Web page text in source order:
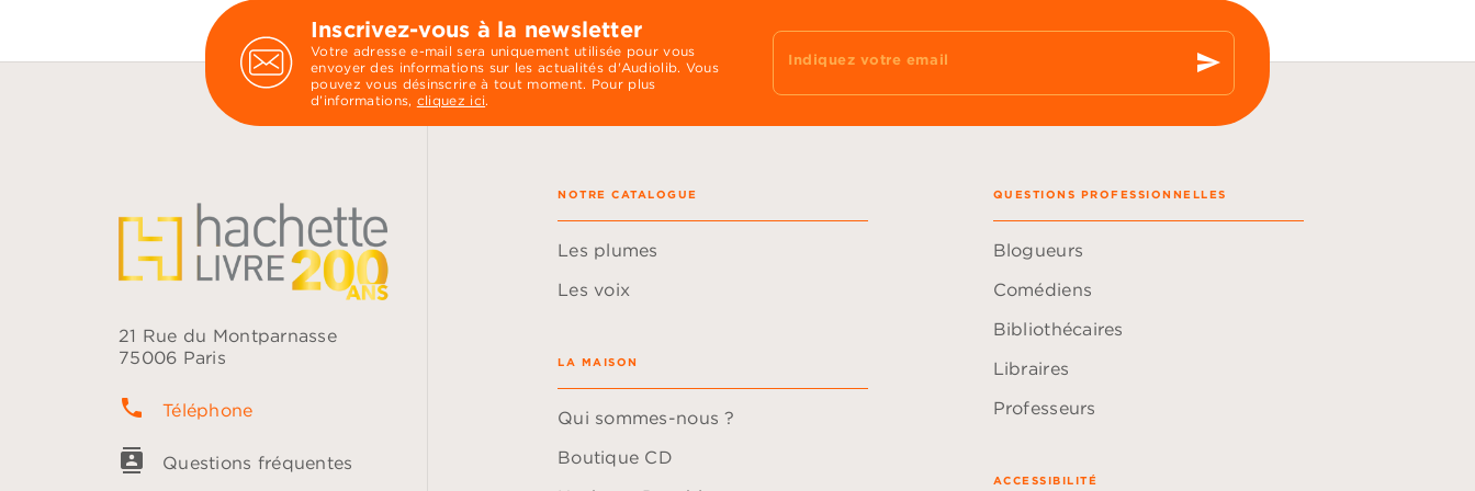
Inscrivez-vous à la newsletter
Votre adresse e-mail sera uniquement utilisée pour vous
envoyer des informations sur les actualités d'Audiolib. Vous
pouvez vous désinscrire à tout moment. Pour plus
d’informations, cliquez ici.
Indiquez votre email send
21 Rue du Montparnasse
75006 Paris
phone Téléphone
contacts Questions fréquentes
NOTRE CATALOGUE
Les plumes
Les voix
LA MAISON
Qui sommes-nous ?
Boutique CD
QUESTIONS PROFESSIONNELLES
Blogueurs
Comédiens
Bibliothécaires
Libraires
Professeurs
ACCESSIBILITÉ